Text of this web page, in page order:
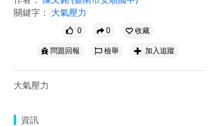
關鍵字： 大氣壓力
0 0
收藏
問題回報
檢舉 加入追蹤
大氣壓力
資訊